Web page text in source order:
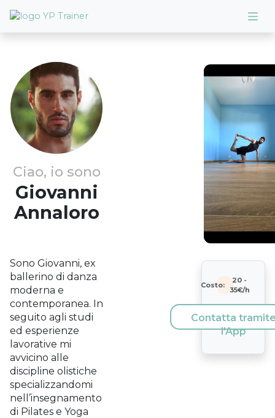
Ciao, io sono
Giovanni
Annaloro
Sono Giovanni, ex
ballerino di danza
moderna e
contemporanea. In
seguito agli studi
ed esperienze
lavorative mi
avvicino alle
discipline olistiche
specializzandomi
nell’insegnamento
di Pilates e Yoga
Costo:
20 -
35€/h
Contatta
l'App